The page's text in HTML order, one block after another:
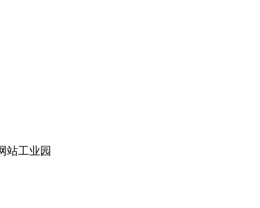
站工业园